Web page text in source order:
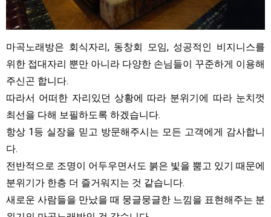
마곡노래방은 회식자리, 동창회 모임, 성공적인 비지니스를
위한 접대자리 뿐만 아니라 다양한 손님들이 꾸준하게 이용해
주신곤 합니다.
따라서 어떠한 자리있던 상황에 따라 분위기에 따라 눈치껏
최선을 다해 보필하도록 하겠습니다.​
항상 1등 실장을 믿고 방문해주시는 모든 고객에게 감사합니
다.
전반적으로 조명이 어두우면서도 붉은 빛을 뿜고 있기 때문에
분위기가 한층 더 즐거워지는 것 같습니다.
새로운 사람들을 만났을 때 뭉글뭉글한 느낌을 표현해주는 분